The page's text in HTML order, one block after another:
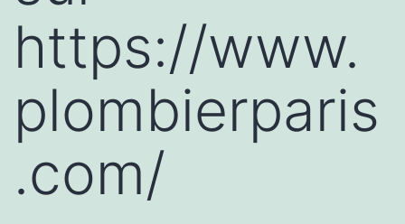
https://www.
plombierparis
.com/